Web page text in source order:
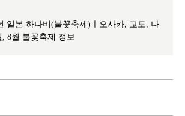
일본 하나비(불꽃축제)ㅣ오사카, 교토, 나
, 8월 불꽃축제 정보